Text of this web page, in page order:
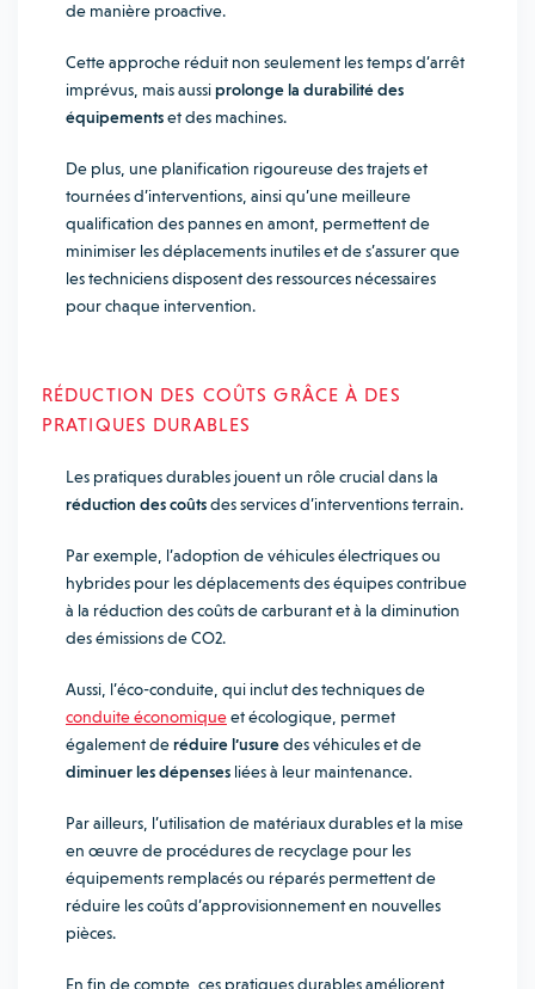
de manière proactive.
Cette approche réduit non seulement les temps d’arrêt
imprévus, mais aussiprolonge la durabilité des
équipementset des machines.
De plus, une planification rigoureuse des trajets et
tournées d’interventions, ainsi qu’une meilleure
qualification des pannes en amont, permettent de
minimiser les déplacements inutiles et de s’assurer que
les techniciens disposent des ressources nécessaires
pour chaque intervention.
RÉDUCTION DES COÛTS GRÂCE À DES
PRATIQUES DURABLES
Les pratiques durables jouent un rôle crucial dans la
réduction des coûtsdes services d’interventions terrain.
Par exemple, l’adoption de véhicules électriques ou
hybrides pour les déplacements des équipes contribue
à la réduction des coûts de carburant et à la diminution
des émissions de CO2.
Aussi, l’éco-conduite, qui inclut des techniques de
conduite économiqueet écologique, permet
également deréduire l’usuredes véhicules et de
diminuer les dépenses liées à leur maintenance.
Par ailleurs, l’utilisation de matériaux durables et la mise
en œuvre de procédures de recyclage pour les
équipements remplacés ou réparés permettent de
réduire les coûts d’approvisionnement en nouvelles
pièces.
En fin de compte, ces pratiques durables améliorent